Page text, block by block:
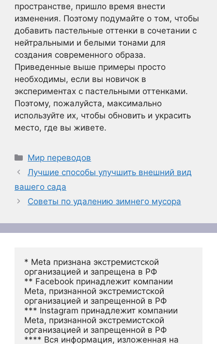
пространстве, пришло время внести
изменения. Поэтому подумайте о том, чтобы
добавить пастельные оттенки в сочетании с
нейтральными и белыми тонами для
создания современного образа.
Приведенные выше примеры просто
необходимы, если вы новичок в
экспериментах с пастельными оттенками.
Поэтому, пожалуйста, максимально
используйте их, чтобы обновить и украсить
место, где вы живете.
Рубрики
Мир переводов
Лучшие способы улучшить внешний вид
вашего сада
Советы по удалению зимнего мусора
* Meta признана экстремистской
организацией и запрещена в РФ
** Facebook принадлежит компании
Meta, признанной экстремистской
организацией и запрещенной в РФ
*** Instagram принадлежит компании
Meta, признанной экстремистской
организацией и запрещенной в РФ
**** Вся информация, изложенная на